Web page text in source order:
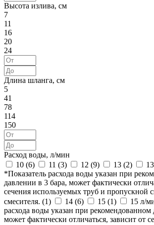
Высота излива, см
7
11
16
20
24
Длина шланга, см
5
41
78
114
150
Расход воды, л/мин
10 (6) 11 (3) 12 (9) 13 (2)
*Показатель расхода воды указан при
давлении в 3 бара, может фактически
сечения используемых труб и пропускной
смесителя. (1) 14 (6) 15 (1)
15 л/
расхода воды указан при рекомендованном
может фактически отличаться, зависит от